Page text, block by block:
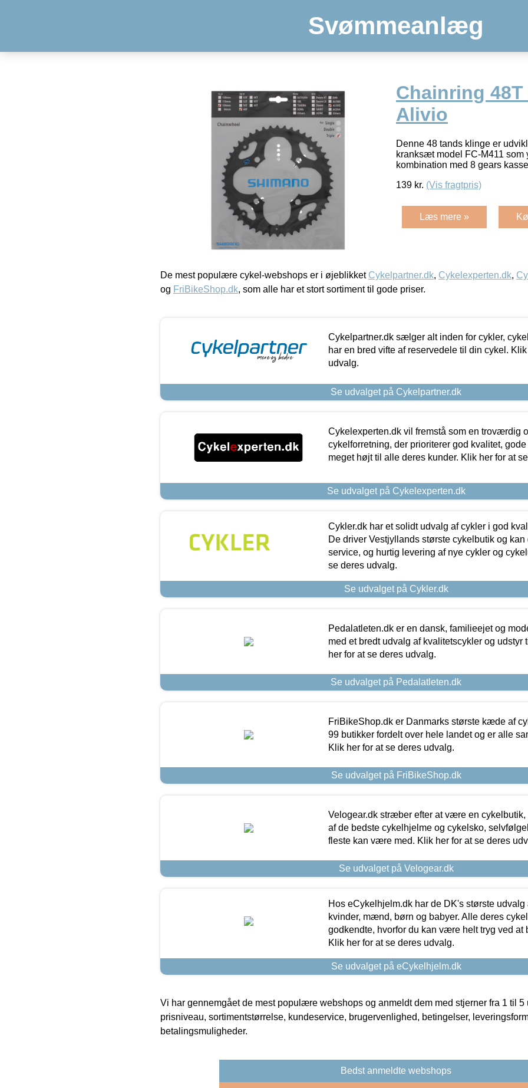
Svømmeanlæg
Chainring
Alivio
Denne 48 tands klinge er
kranksæt model FC-M411 som
kombination med 8 gears
139 kr. (Vis fragtpris)
Læs mere »
De mest populære cykel-webshops er i øjeblikket Cykelpartner.dk, Cykelexperten.dk,
og FriBikeShop.dk, som alle har et stort sortiment til gode priser.
Cykelpartner.dk sælger alt inden for cykler,
har en bred vifte af reservedele til din cykel.
udvalg.
Se udvalget på Cykelpartner.dk
Cykelexperten.dk vil fremstå som en troværdig
cykelforretning, der prioriterer god kvalitet,
meget højt til alle deres kunder. Klik her for at
Se udvalget på Cykelexperten.dk
Cykler.dk har et solidt udvalg af cykler i god
De driver Vestjyllands største cykelbutik og kan
service, og hurtig levering af nye cykler og
se deres udvalg.
Se udvalget på Cykler.dk
Pedalatleten.dk er en dansk, familieejet og
med et bredt udvalg af kvalitetscykler og udstyr
her for at se deres udvalg.
Se udvalget på Pedalatleten.dk
FriBikeShop.dk er Danmarks største kæde af
99 butikker fordelt over hele landet og er alle
Klik her for at se deres udvalg.
Se udvalget på FriBikeShop.dk
Velogear.dk stræber efter at være en cykelbutik,
af de bedste cykelhjelme og cykelsko,
fleste kan være med. Klik her for at se deres
Se udvalget på Velogear.dk
Hos eCykelhjelm.dk har de DK's største udvalg
kvinder, mænd, børn og babyer. Alle deres
godkendte, hvorfor du kan være helt tryg ved at
Klik her for at se deres udvalg.
Se udvalget på eCykelhjelm.dk
Vi har gennemgået de mest populære webshops og anmeldt dem med stjerner fra 1 til 5
prisniveau, sortimentstørrelse, kundeservice, brugervenlighed, betingelser,
betalingsmuligheder.
Bedst anmeldte webshops